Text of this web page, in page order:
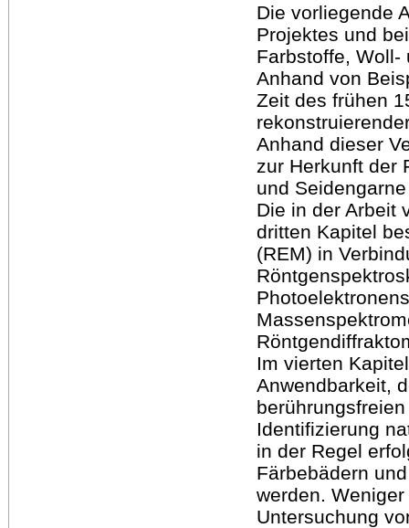
Die vorliegende
Projektes und
Farbstoffe, Woll-
Anhand von
Zeit des frühen
Anhand dieser
zur Herkunft der
und
Die in der Arbeit
dritten Kapitel
(REM) in
Im vierten
Anwendbarkeit,
Identifizierung
in der Regel
Färbebädern
werden.
Untersuchung